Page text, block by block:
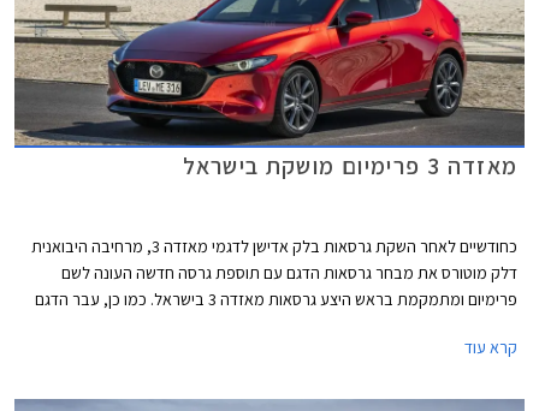
מאזדה 3 פרימיום מושקת בישראל
כחודשיים לאחר השקת גרסאות בלק אדישן לדגמי מאזדה 3, מרחיבה היבואנית
דלק מוטורס את מבחר גרסאות הדגם עם תוספת גרסה חדשה העונה לשם
פרימיום ומתמקמת בראש היצע גרסאות מאזדה 3 בישראל. כמו כן, עבר הדגם
קרא עוד